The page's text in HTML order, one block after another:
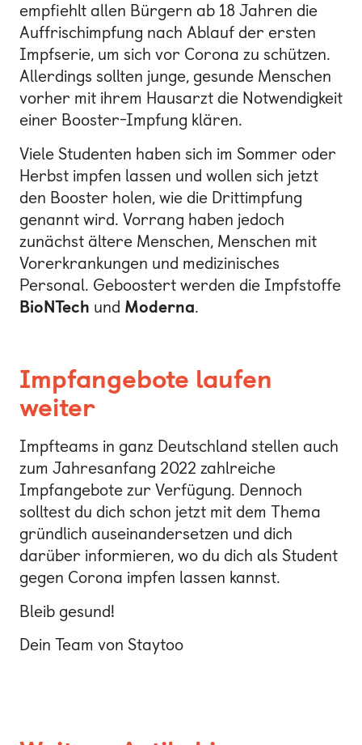
empfiehlt allen Bürgern ab 18 Jahren die
Auffrischimpfung nach Ablauf der ersten
Impfserie, um sich vor Corona zu schützen.
Allerdings sollten junge, gesunde Menschen
vorher mit ihrem Hausarzt die Notwendigkeit
einer Booster-Impfung klären.
Viele Studenten haben sich im Sommer oder
Herbst impfen lassen und wollen sich jetzt
den Booster holen, wie die Drittimpfung
genannt wird. Vorrang haben jedoch
zunächst ältere Menschen, Menschen mit
Vorerkrankungen und medizinisches
Personal. Geboostert werden die Impfstoffe
BioNTech und Moderna.
Impfangebote laufen
weiter
Impfteams in ganz Deutschland stellen auch
zum Jahresanfang 2022 zahlreiche
Impfangebote zur Verfügung. Dennoch
solltest du dich schon jetzt mit dem Thema
gründlich auseinandersetzen und dich
darüber informieren, wo du dich als Student
gegen Corona impfen lassen kannst.
Bleib gesund!
Dein Team von Staytoo